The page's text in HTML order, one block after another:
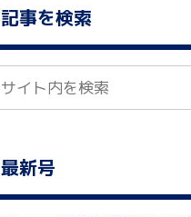
記事を検索
最新号